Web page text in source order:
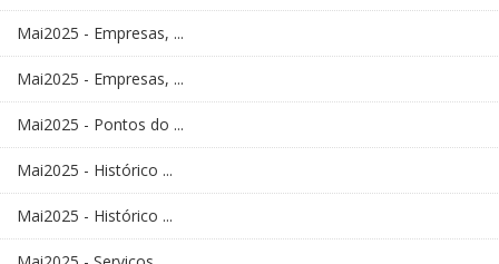
Mai2025 - Empresas, ...
Mai2025 - Empresas, ...
Mai2025 - Pontos do ...
Mai2025 - Histórico ...
Mai2025 - Histórico ...